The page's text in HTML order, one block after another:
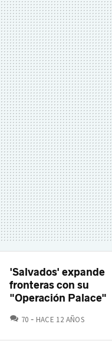
'Salvados' expande
fronteras con su
"Operación Palace"
70 COMENTARIOS
HACE 12 AÑOS